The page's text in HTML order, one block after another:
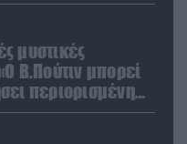
μυστικές
Β.Πούτιν μπορεί
περιορισμένη
επιχείρηση στην